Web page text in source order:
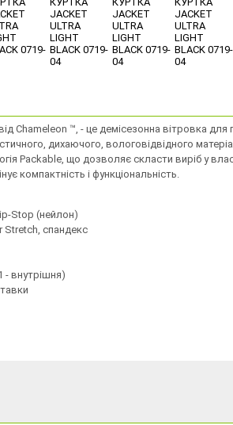
Chameleon ™, - це демісезонна вітровка
дихаючого, вологовідвідного
Packable, що дозволяє скласти виріб у
компактність і функціональність.
Stop (нейлон)
Stretch, спандекс
- внутрішня)